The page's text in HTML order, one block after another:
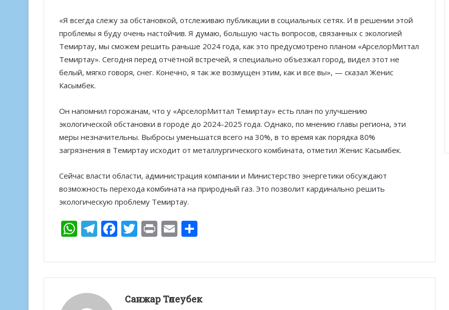
«Я всегда слежу за обстановкой, отслеживаю публикации в социальных сетях. И в решении этой
проблемы я буду очень настойчив. Я думаю, большую часть вопросов, связанных с экологией
Темиртау, мы сможем решить раньше 2024 года, как это предусмотрено планом «АрселорМиттал
Темиртау». Сегодня перед отчётной встречей, я специально объезжал город, видел этот не
белый, мягко говоря, снег. Конечно, я так же возмущен этим, как и все вы», — сказал Женис
Касымбек.
Он напомнил горожанам, что у «АрселорМиттал Темиртау» есть план по улучшению
экологической обстановки в городе до 2024-2025 года. Однако, по мнению главы региона, эти
меры незначительны. Выбросы уменьшатся всего на 30%, в то время как порядка 80%
загрязнения в Темиртау исходит от металлургического комбината, отметил Женис Касымбек.
Сейчас власти области, администрация компании и Министерство энергетики обсуждают
возможность перехода комбината на природный газ. Это позволит кардинально решить
экологическую проблему Темиртау.
W
at
s
A
T
e
gr
a
F
e
b
o
T
itt
er
Pr
t
E
ai
l
п
р
а
Санжар Төлеубек